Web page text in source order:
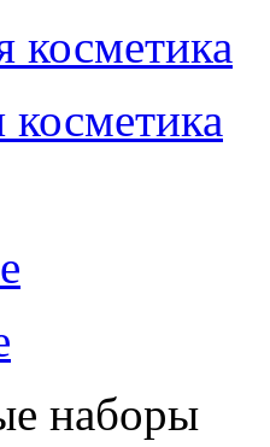
косметика
наборы